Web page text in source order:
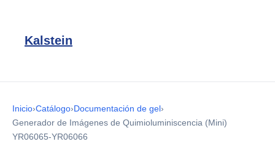
Kalstein
Inicio›Catálogo›Documentación de gel›
Generador de Imágenes de Quimioluminiscencia (Mini)
YR06065-YR06066